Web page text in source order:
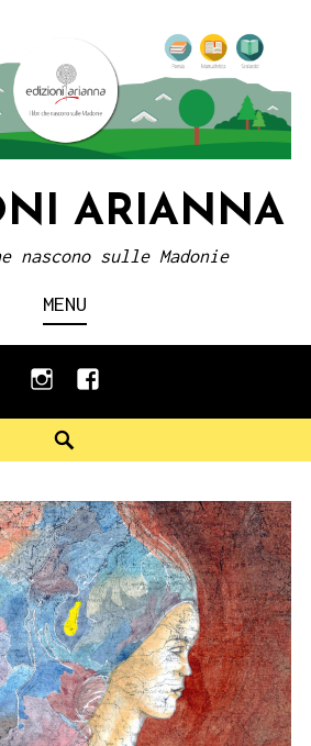
ARIANNA
sulle Madonie
MENU
instagramfacebook